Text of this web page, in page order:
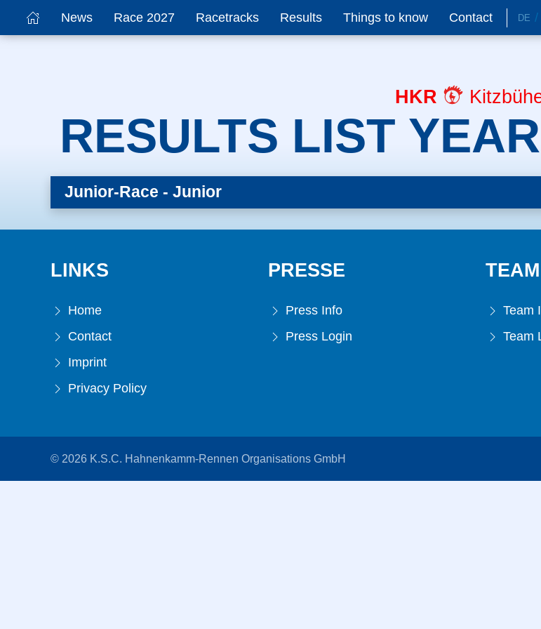
News Race 2027 Racetracks Results Things to know Contact DE
HKR
RESULTS LIST
Junior-Race - Junior
LINKS
Home
Contact
Imprint
Privacy Policy
PRESSE
Press Info
Press Login
TEAM
Team
Team
© 2026 K.S.C. Hahnenkamm-Rennen Organisations GmbH